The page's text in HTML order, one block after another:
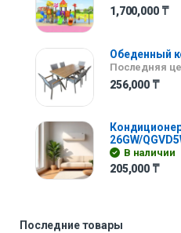
1,700,000 ₸
Обеденный
Последняя
256,000 ₸
26GW/
В наличии
205,000 ₸
Последние товары